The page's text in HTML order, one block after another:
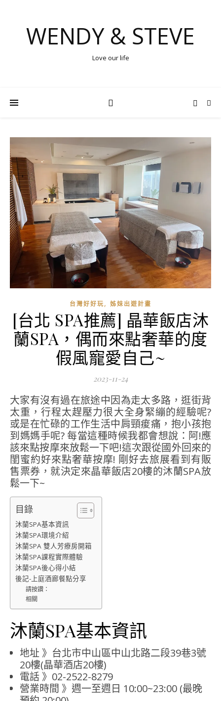
WENDY & STEVE
Love our life
台灣好好玩, 姊妹出遊計畫
[台北 SPA推薦] 晶華飯店沐
蘭SPA，偶而來點奢華的度
假風寵愛自己~
2023-11-24
大家有沒有過在旅途中因為走太多路，逛街背
太重，行程太趕壓力很大全身緊繃的經驗呢?
或是在忙碌的工作生活中肩頸痠痛，抱小孩抱
到媽媽手呢? 每當這種時候我都會想說：阿!應
該來點按摩來放鬆一下吧!這次跟從國外回來的
閨蜜約好來點奢華按摩! 剛好去旅展看到有販
售票券，就決定來晶華飯店20樓的沐蘭SPA放
鬆一下~
目錄
沐蘭SPA基本資訊
沐蘭SPA環境介紹
沐蘭SPA 雙人芳療房開箱
沐蘭SPA課程實際體驗
沐蘭SPA後心得小結
後記-上庭酒廊餐點分享
請按讚：
相關
沐蘭SPA基本資訊
地址 》台北市中山區中山北路二段39巷3號
20樓(晶華酒店20樓)
電話 》02-2522-8279
營業時間 》週一至週日 10:00~23:00 (最晚